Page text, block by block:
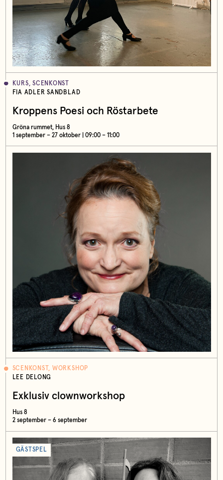
KURS, SCENKONST
FIA ADLER SANDBLAD
Kroppens Poesi och Röstarbete
Gröna rummet, Hus 8
1 september – 27 oktober | 09:00 – 11:00
SCENKONST, WORKSHOP
LEE DELONG
Exklusiv clownworkshop
Hus 8
2 september – 6 september
GÄSTSPEL